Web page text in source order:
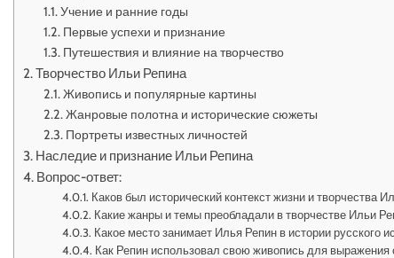
Учение и ранние годы
Первые успехи и признание
Путешествия и влияние на творчество
Творчество Ильи Репина
Живопись и популярные картины
Жанровые полотна и исторические сюжеты
Портреты известных личностей
Наследие и признание Ильи Репина
Вопрос-ответ:
Каков был исторический контекст жизни и творчества
Какие жанры и темы преобладали в творчестве Ильи
Какое место занимает Илья Репин в истории русского
Как Репин использовал свою живопись для выражения